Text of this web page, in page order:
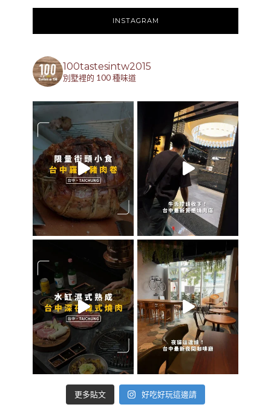
INSTAGRAM
100tastesintw2015
別墅裡的 100 種味道
更多貼文 好吃好玩這邊請